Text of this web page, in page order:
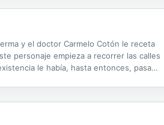
y el doctor Carmelo Cotón le receta
personaje empieza a recorrer las calles
le había, hasta entonces, pasado